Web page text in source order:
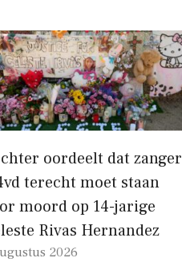
oordeelt dat zanger
terecht moet staan
moord op 14-jarige
Rivas Hernandez
2026